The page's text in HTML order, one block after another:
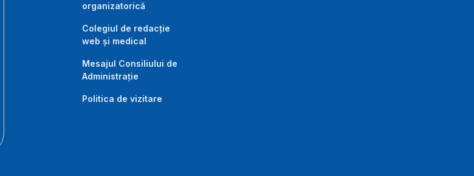
organizatorică
Colegiul de redacție
web și medical
Mesajul Consiliului de
Administrație
Politica de vizitare